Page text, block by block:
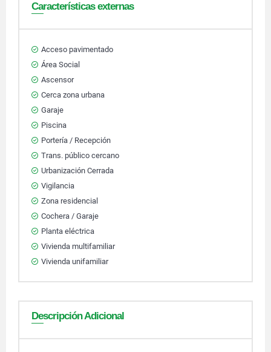
Características externas
Acceso pavimentado
Área Social
Ascensor
Cerca zona urbana
Garaje
Piscina
Portería / Recepción
Trans. público cercano
Urbanización Cerrada
Vigilancia
Zona residencial
Cochera / Garaje
Planta eléctrica
Vivienda multifamiliar
Vivienda unifamiliar
Descripción Adicional